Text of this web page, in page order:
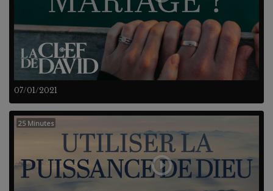
07/01/2021
25 Minutes